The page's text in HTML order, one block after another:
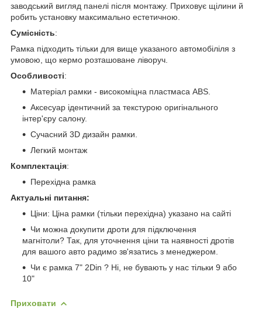
заводський вигляд панелі після монтажу. Приховує щілини й
робить установку максимально естетичною.
Сумісність:
Рамка підходить тільки для вище указаного автомобіліля з
умовою, що кермо розташоване ліворуч.
Особливості:
Матеріал рамки - високоміцна пластмаса ABS.
Аксесуар ідентичний за текстурою оригінального
інтер'єру салону.
Сучасний 3D дизайн рамки.
Легкий монтаж
Комплектація:
Перехідна рамка
Актуальні питання:
Ціни: Ціна рамки (тільки перехідна) указано на сайті
Чи можна докупити дроти для підключення
магнітоли? Так, для уточнення ціни та наявності дротів
для вашого авто радимо зв'язатись з менеджером.
Чи є рамка 7" 2Din ? Ні, не бувають у нас тільки 9 або
10"
Приховати